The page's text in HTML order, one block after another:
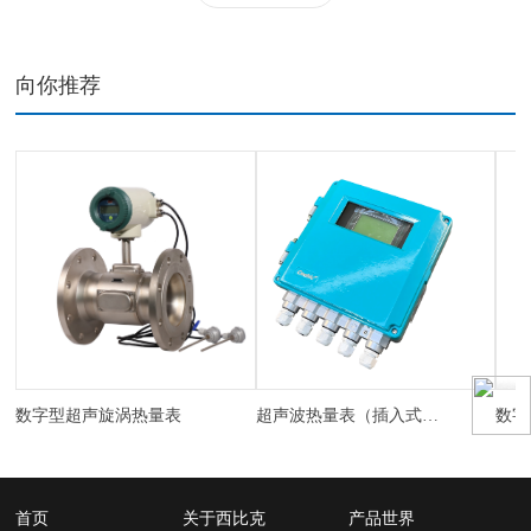
向你推荐
数字型超声旋涡热量表 超声波热量表（插入式、管段式） 数
首页 关于西比克 产品世界